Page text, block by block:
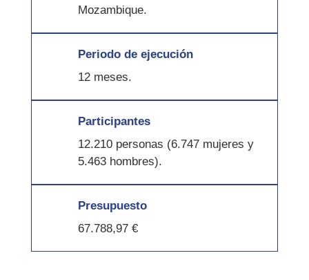
Mozambique.
Periodo de ejecución
12 meses.
Participantes
12.210 personas (6.747 mujeres y
5.463 hombres).
Presupuesto
67.788,97 €